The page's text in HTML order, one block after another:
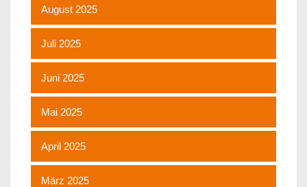
August 2025
Juli 2025
Juni 2025
Mai 2025
April 2025
März 2025